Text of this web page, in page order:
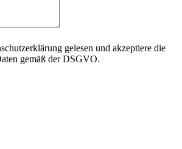
gelesen und akzeptiere die
gemäß der DSGVO.